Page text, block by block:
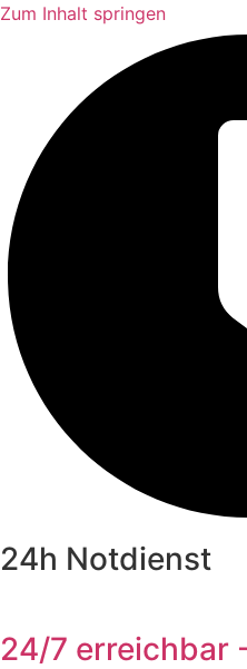
Zum Inhalt springen
24h Notdienst
24/7 erreichbar